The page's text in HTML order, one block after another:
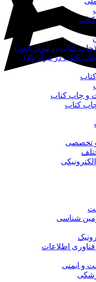
کتاب در تیراژ پایین)
کتاب در تیراژ بالا)
و چاپ کتاب
کتاب
تخصصی
شناسی
اطلاعات
و ایمنی